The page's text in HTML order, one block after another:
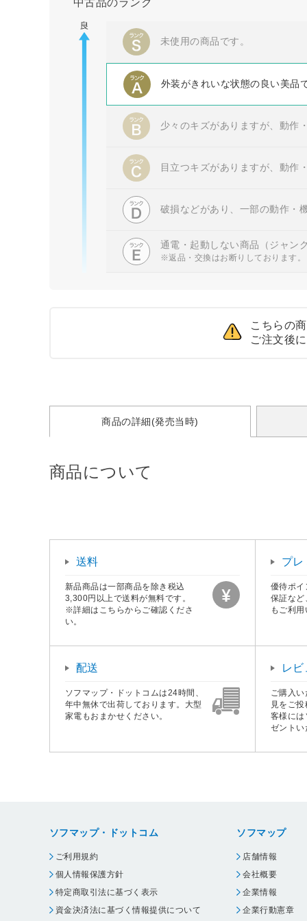
未使用の商品です。
外装がきれいな状態の良い美品
少々のキズがありますが、動作
目立つキズがありますが、動作
破損などがあり、一部の動作・
通電・起動しない商品（ジャン
※返品・交換はお断りしております。
こちらの
ご注文後
商品の詳細(発売当時)
商品について
送料
新品商品は一部商品を除き税込
3,300円以上で送料が無料です。
※詳細はこちらからご確認くださ
い。
プレ
優待ポイ
保証など
もご利
配送
ソフマップ・ドットコムは24時間、
年中無休で出荷しております。大型
家電もおまかせください。
レ
ご購入
見をご
客様には
ゼントい
ソフマップ・ドットコム
ご利用規約
個人情報保護方針
特定商取引法に基づく表示
資金決済法に基づく情報提供について
ソフマップ
店舗情報
会社概要
企業情報
企業行動憲章